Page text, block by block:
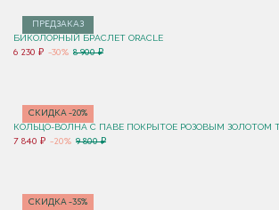
ПРЕДЗАКАЗ
БИКОЛОРНЫЙ БРАСЛЕТ ORACLE
6 230 ₽ -30% 8 900 ₽
СКИДКА -20%
КОЛЬЦО-ВОЛНА С ПАВЕ ПОКРЫТОЕ РОЗОВЫМ ЗОЛОТОМ
7 840 ₽ -20% 9 800 ₽
СКИДКА -35%